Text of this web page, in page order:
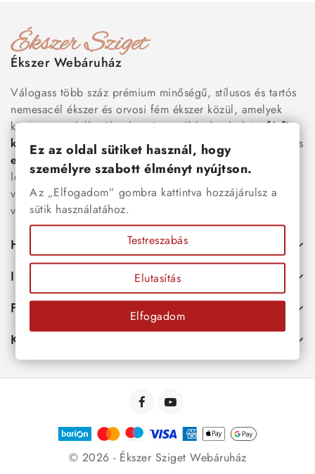
Ékszer Webáruház
Válogass több száz prémium minőségű, stílusos és tartós
nemesacél ékszer és orvosi fém ékszer közül, amelyek
között megtalálhatók a legnépszerűbb darabok is:férfi
karkötők
, női nyakláncok , karikagyűrűk
és
esküvői kiegészítőkegyaránt. Webáruházunkban a
legújabb trendeket követő, mégis időtálló ékszerek közül
választhatsz – legyen szó ajándékról, mindennapi
viseletről vagy különleges alkalmakról.
Hasznos
Információk
Fiókod
Kapcsolat
© 2026 - Ékszer Sziget Webáruház
Ez az oldal sütiket használ, hogy
személyre szabott élményt nyújtson.
Az „Elfogadom” gombra kattintva hozzájárulsz a
sütik használatához.
Testreszabás
Elutasítás
Elfogadom